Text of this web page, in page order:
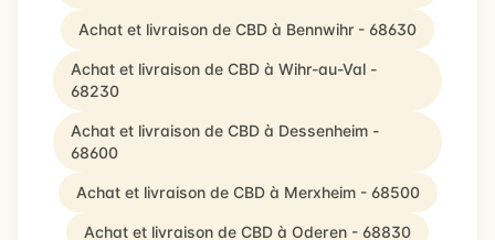
Achat et livraison de CBD à Bennwihr - 68630
Achat et livraison de CBD à Wihr-au-Val -
68230
Achat et livraison de CBD à Dessenheim -
68600
Achat et livraison de CBD à Merxheim - 68500
Achat et livraison de CBD à Oderen - 68830